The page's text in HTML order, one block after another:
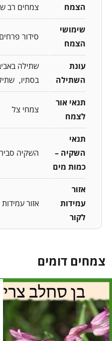
הצמח
צמחים רב
שימושי
הצמח
סידור פרחים
עונת
השתילה
שתילה
בסתיו
תנאי אור
לצמח
צמחי צל
תנאי
השקיה –
כמות מים
השקיה
אזור
עמידות
לקור
אזור עמידות 11
צמחים דומים